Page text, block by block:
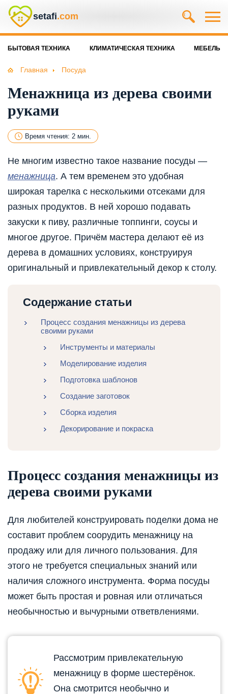
setafi.com
БЫТОВАЯ ТЕХНИКА КЛИМАТИЧЕСКАЯ ТЕХНИКА МЕБЕЛЬ
Главная Посуда
Менажница из дерева своими
руками
Время чтения: 2 мин.
Не многим известно такое название посуды —
менажница. А тем временем это удобная
широкая тарелка с несколькими отсеками для
разных продуктов. В ней хорошо подавать
закуски к пиву, различные топпинги, соусы и
многое другое. Причём мастера делают её из
дерева в домашних условиях, конструируя
оригинальный и привлекательный декор к столу.
Содержание статьи
Процесс создания менажницы из дерева
своими руками
Инструменты и материалы
Моделирование изделия
Подготовка шаблонов
Создание заготовок
Сборка изделия
Декорирование и покраска
Процесс создания менажницы из
дерева своими руками
Для любителей конструировать поделки дома не
составит проблем соорудить менажницу на
продажу или для личного пользования. Для
этого не требуется специальных знаний или
наличия сложного инструмента. Форма посуды
может быть простая и ровная или отличаться
необычностью и вычурными ответвлениями.
Рассмотрим привлекательную
менажницу в форме шестерёнок.
Она смотрится необычно и